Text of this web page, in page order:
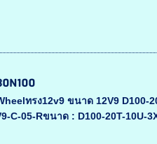
ทรง12v9 ขนาด 12V9 D100-
C-05-Rขนาด : D100-20T-10U-